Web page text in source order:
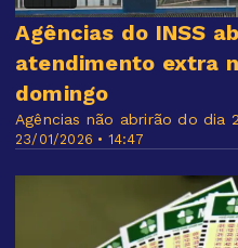
23/01/2026 • 14:47
Agências do INSS
atendimento extra
domingo
Agências não abrirão do dia